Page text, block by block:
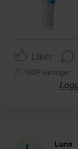
Liker
1009 visninger
Luna